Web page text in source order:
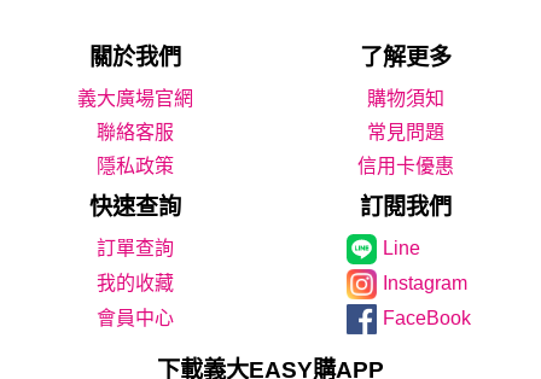
關於我們 了解更多
義大廣場官網
購物須知
聯絡客服
常見問題
隱私政策
信用卡優惠
快速查詢 訂閱我們
Line
我的收藏
Instagram
會員中心
FaceBook
下載義大EASY購APP